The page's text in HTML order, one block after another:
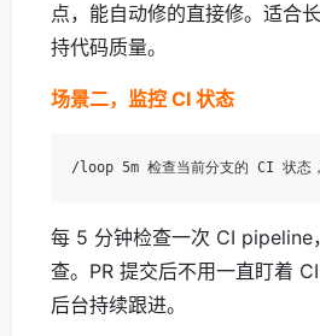
点，能自动修的直接修。适合
持代码质量。
场景二，监控 CI 状态
每 5 分钟检查一次 CI pipeline
查。PR 提交后不用一直盯着
后台持续跟进。